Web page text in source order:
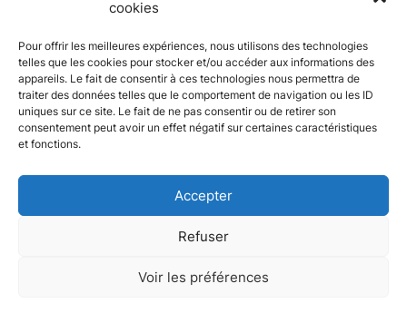
cookies
Pour offrir les meilleures expériences, nous utilisons des technologies
telles que les cookies pour stocker et/ou accéder aux informations des
appareils. Le fait de consentir à ces technologies nous permettra de
traiter des données telles que le comportement de navigation ou les ID
uniques sur ce site. Le fait de ne pas consentir ou de retirer son
consentement peut avoir un effet négatif sur certaines caractéristiques
et fonctions.
Accepter
Refuser
Voir les préférences